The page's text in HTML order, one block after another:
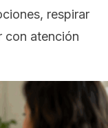
respirar
con atención